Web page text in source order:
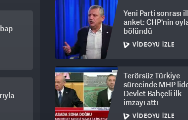
Yeni Parti sonrası
anket: CHP'nin
bölündü
VIDEOYU İZLE
Terörsüz Türkiye
sürecinde MHP
Devlet Bahçeli ilk
imzayı attı
VIDEOYU İZLE